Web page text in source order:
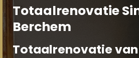
Totaalrenovatie
Berchem
Totaalrenovatie